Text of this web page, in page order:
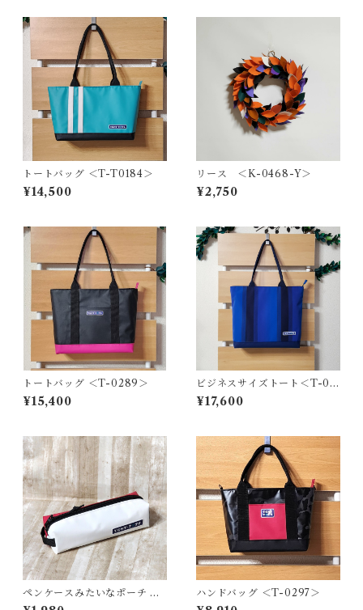
トートバッグ ＜T-T0184＞
¥14,500
リース ＜K-0468-Y＞
¥2,750
トートバッグ ＜T-0289＞
¥15,400
ビジネスサイズトート＜T-02
17＞
¥17,600
ペンケースみたいなポーチ ＜
K-0658＞
ハンドバッグ ＜T-0297＞